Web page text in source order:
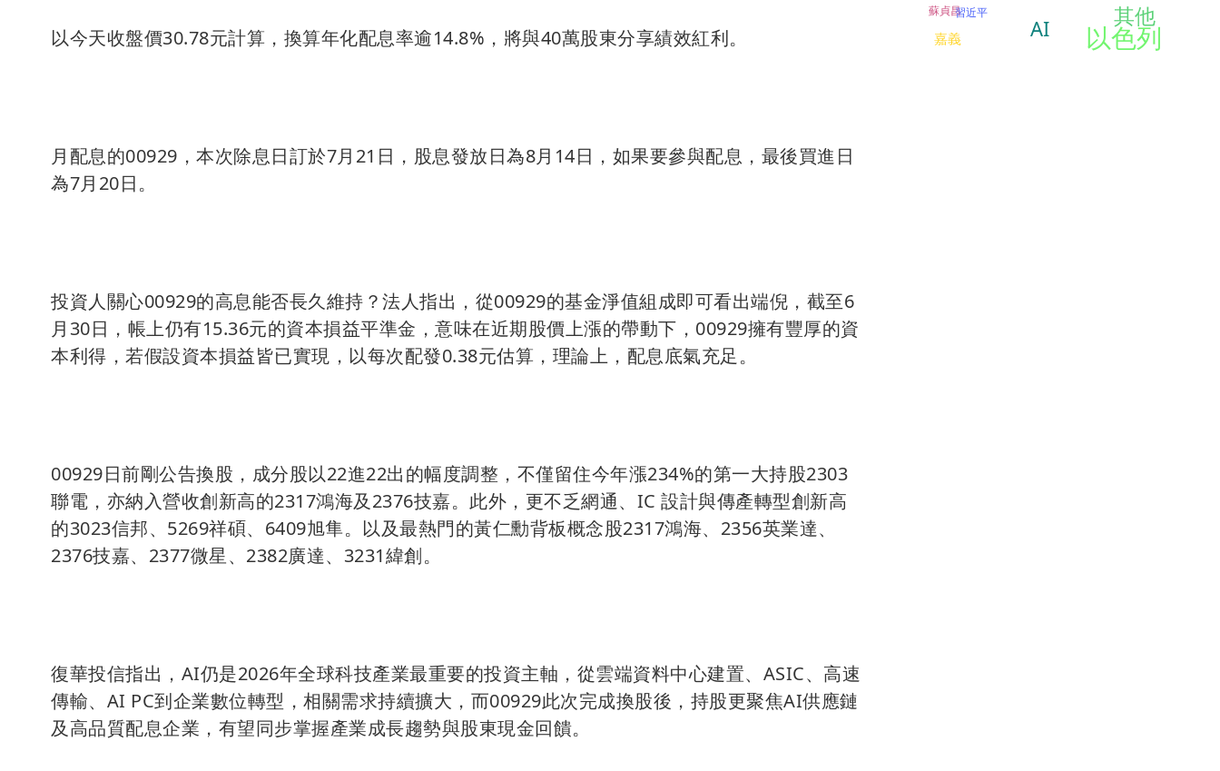
以今天收盤價30.78元計算，換算年化配息率逾14.8%，將與40萬股東分享績效紅利。
月配息的00929，本次除息日訂於7月21日，股息發放日為8月14日，如果要參與配息，最後買進日
為7月20日。
投資人關心00929的高息能否長久維持？法人指出，從00929的基金淨值組成即可看出端倪，截至6
月30日，帳上仍有15.36元的資本損益平準金，意味在近期股價上漲的帶動下，00929擁有豐厚的資
本利得，若假設資本損益皆已實現，以每次配發0.38元估算，理論上，配息底氣充足。
00929日前剛公告換股，成分股以22進22出的幅度調整，不僅留住今年漲234%的第一大持股2303
聯電，亦納入營收創新高的2317鴻海及2376技嘉。此外，更不乏網通、IC 設計與傳產轉型創新高
的3023信邦、5269祥碩、6409旭隼。以及最熱門的黃仁勳背板概念股2317鴻海、2356英業達、
2376技嘉、2377微星、2382廣達、3231緯創。
復華投信指出，AI仍是2026年全球科技產業最重要的投資主軸，從雲端資料中心建置、ASIC、高速
傳輸、AI PC到企業數位轉型，相關需求持續擴大，而00929此次完成換股後，持股更聚焦AI供應鏈
及高品質配息企業，有望同步掌握產業成長趨勢與股東現金回饋。
AI
嘉義 以色列
蘇貞昌習近平 其他